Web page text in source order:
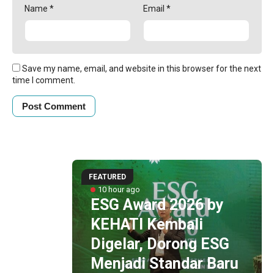
Name * Email *
Save my name, email, and website in this browser for the next
time I comment.
FEATURED
10 hour ago
ESG Award 2026 by
KEHATI Kembali
Digelar, Dorong ESG
Menjadi Standar Baru